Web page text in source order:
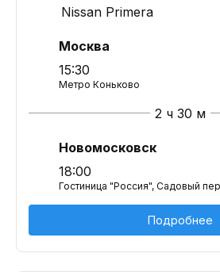
Nissan Primera
Москва
15:30
Метро Коньково
2 ч 30 м
Новомосковск
18:00
Гостиница "Россия", Садовый
Подробнее